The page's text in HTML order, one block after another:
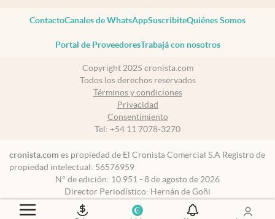
ContactoCanales de WhatsAppSuscribiteQuiénes Somos
Portal de ProveedoresTrabajá con nosotros
Copyright 2025 cronista.com
Todos los derechos reservados
Términos y condiciones
Privacidad
Consentimiento
Tel: +54 11 7078-3270
cronista.com es propiedad de El Cronista Comercial S.A Registro de
propiedad intelectual: 56576959
N° de edición: 10.951 - 8 de agosto de 2026
Director Periodístico: Hernán de Goñi